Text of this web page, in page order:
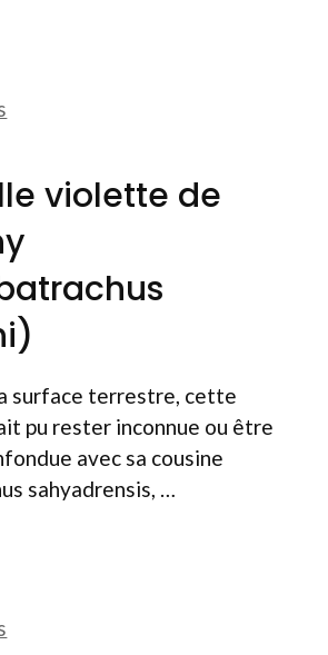
violette de
surface terrestre, cette
pu rester inconnue ou être
avec sa cousine
sahyadrensis, …